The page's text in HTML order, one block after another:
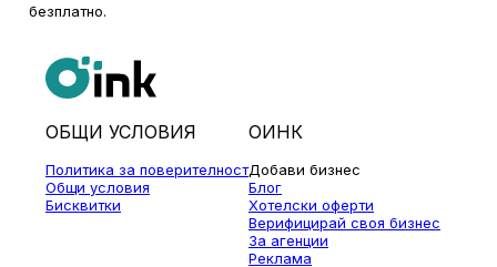
безплатно.
ОБЩИ УСЛОВИЯ
Политика за поверителност
Общи условия
Бисквитки
ОИНК
Добави бизнес
Блог
Хотелски оферти
Верифицирай своя бизнес
За агенции
Реклама